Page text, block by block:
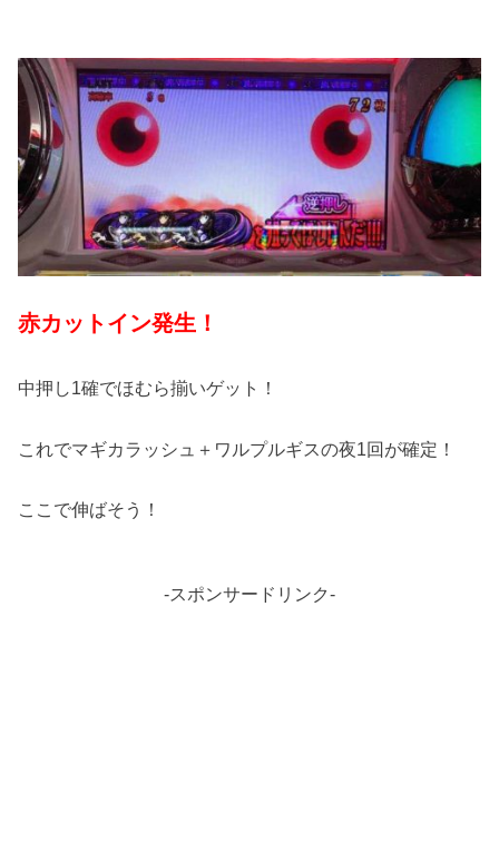
赤カットイン発生！
中押し1確でほむら揃いゲット！
これでマギカラッシュ＋ワルプルギスの夜1回が確定！
ここで伸ばそう！
-スポンサードリンク-